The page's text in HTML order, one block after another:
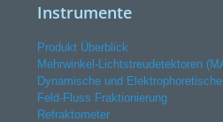
Instrumente
Produkt Überblick
Mehrwinkel-Lichtstreudetektoren
Dynamische und
Feld-Fluss Fraktionierung
Refraktometer